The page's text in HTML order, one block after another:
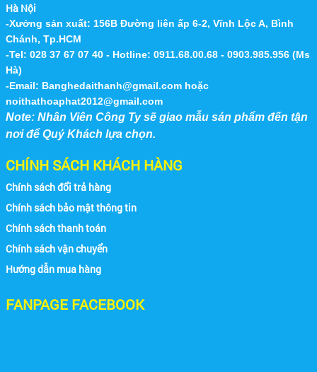
Hà Nội
-Xưởng sản xuất: 156B Đường liên ấp 6-2, Vĩnh Lộc A, Bình
Chánh, Tp.HCM
-Tel: 028 37 67 07 40 - Hotline: 0911.68.00.68 - 0903.985.956 (Ms
Hà)
-Email: Banghedaithanh@gmail.com hoặc
noithathoaphat2012@gmail.com
Note: Nhân Viên Công Ty sẽ giao mẫu sản phẩm đến tận
nơi để Quý Khách lựa chọn.
CHÍNH SÁCH KHÁCH HÀNG
Chính sách đổi trả hàng
Chính sách bảo mật thông tin
Chính sách thanh toán
Chính sách vận chuyển
Hướng dẫn mua hàng
FANPAGE FACEBOOK